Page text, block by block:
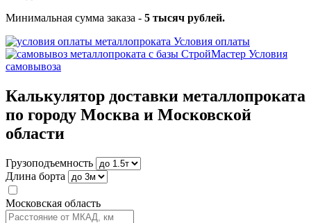
Минимальная сумма заказа - 5 тысяч рублей.
Условия оплаты
Условия
самовывоза
Калькулятор доставки металлопроката
по городу Москва и Московской
области
Грузоподъемность
Длина борта
Московская область